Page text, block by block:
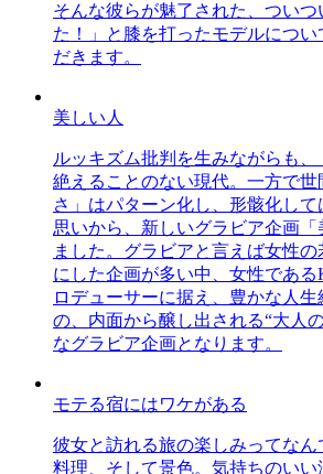
そんな彼らが魅了された、つい
た！」と膝を打ったモデルにつ
だきます。
美しい人
ルッキズム批判を生みながらも
絶えることのない現代。一方で世
さ」はパターン化し、形骸化し
思いから、新しいグラビア企画
ました。グラビアと言えば女性の
にした企画が多い中、女性である
ロデューサーに据え、豊かな人
の、内面から醸し出される“大人
なグラビア企画となります。
モテる宿にはワケがある
彼女と訪れる旅の楽しみってな
料理、そして景色。気持ちのいい